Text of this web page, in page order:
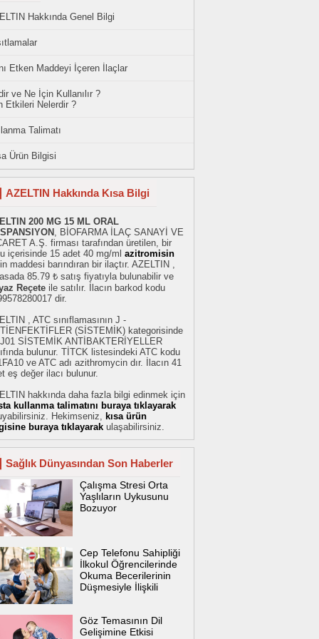
Hakkında Genel Bilgi
Etken Maddeyi İçeren İlaçlar
ve Ne İçin Kullanılır ?
Etkileri Nelerdir ?
Talimatı
Ürün Bilgisi
AZELTIN Hakkında Kısa Bilgi
200 MG 15 ML ORAL
, BİOFARMA İLAÇ SANAYİ VE
A.Ş. firması tarafından üretilen, bir
içerisinde 15 adet 40 mg/ml azitromisin
maddesi barındıran bir ilaçtır. AZELTIN ,
85.79 ₺ satış fiyatıyla bulunabilir ve
Reçete ile satılır. İlacın barkod kodu
dir.
, ATC sınıflamasının J -
(SİSTEMİK) kategorisinde
SİSTEMİK ANTİBAKTERİYELLER
bulunur. TİTCK listesindeki ATC kodu
ve ATC adı azithromycin dır. İlacın 41
eş değer ilacı bulunur.
hakkında daha fazla bilgi edinmek için
kullanma talimatını buraya tıklayarak
Hekimseniz, kısa ürün
buraya tıklayarak ulaşabilirsiniz.
Sağlık Dünyasından Son Haberler
Çalışma Stresi Orta
Yaşlıların Uykusunu
Bozuyor
Cep Telefonu Sahipliği
İlkokul Öğrencilerinde
Okuma Becerilerinin
Düşmesiyle İlişkili
Göz Temasının Dil
Gelişimine Etkisi